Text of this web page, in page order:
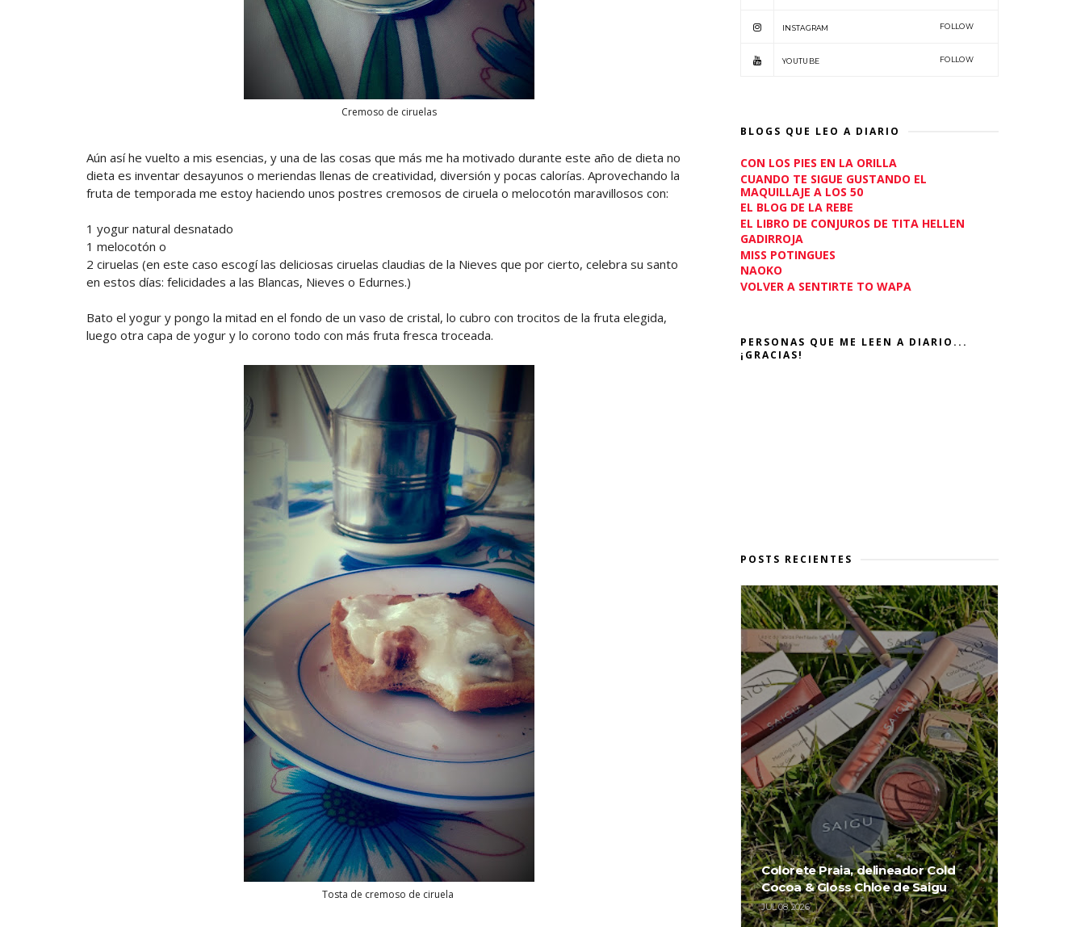
Cremoso de ciruelas
Aún así he vuelto a mis esencias, y una de las cosas que más me ha motivado durante este año de dieta no
dieta es inventar desayunos o meriendas llenas de creatividad, diversión y pocas calorías. Aprovechando la
fruta de temporada me estoy haciendo unos postres cremosos de ciruela o melocotón maravillosos con:
1 yogur natural desnatado
1 melocotón o
2 ciruelas (en este caso escogí las deliciosas ciruelas claudias de la Nieves que por cierto, celebra su santo
en estos días: felicidades a las Blancas, Nieves o Edurnes.)
Bato el yogur y pongo la mitad en el fondo de un vaso de cristal, lo cubro con trocitos de la fruta elegida,
luego otra capa de yogur y lo corono todo con más fruta fresca troceada.
Tosta de cremoso de ciruela
INSTAGRAM FOLLOW
YOUTUBE FOLLOW
BLOGS QUE LEO A DIARIO
CON LOS PIES EN LA ORILLA
CUANDO TE SIGUE GUSTANDO EL
MAQUILLAJE A LOS 50
EL BLOG DE LA REBE
EL LIBRO DE CONJUROS DE TITA HELLEN
GADIRROJA
MISS POTINGUES
NAOKO
VOLVER A SENTIRTE TO WAPA
PERSONAS QUE ME LEEN A DIARIO...
¡GRACIAS!
POSTS RECIENTES
Colorete Praia, delineador Cold
Cocoa & Gloss Chloe de Saigu
JUL 08, 2026